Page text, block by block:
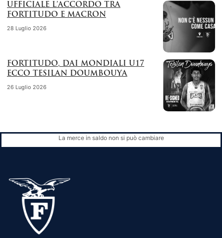
UFFICIALE L’ACCORDO TRA
FORTITUDO E MACRON
28 Luglio 2026
FORTITUDO, DAI MONDIALI U17
ECCO TESILAN DOUMBOUYA
26 Luglio 2026
La merce in saldo non si può cambiare